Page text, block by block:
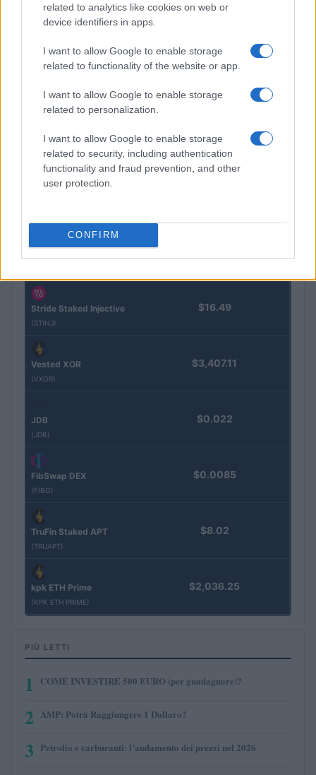
related to analytics like cookies on web or
device identifiers in apps.
I want to allow Google to enable storage
related to functionality of the website or app.
I want to allow Google to enable storage
related to personalization.
I want to allow Google to enable storage
related to security, including authentication
functionality and fraud prevention, and other
user protection.
CONFIRM
Nome Prezzo
Eureka Bridged PAX
Gold (Terra
$4,187.30
Kinza Babylon Staked
Steakhouse EURCV
Stride Staked Injective
(STINJ)
$16.49
Vested XOR
(VXOR)
$3,407.11
JDB
(JDB)
$0.022
FibSwap DEX
(FIBO)
$0.0085
TruFin Staked APT
(TRUAPT)
$8.02
kpk ETH Prime
(KPK ETH PRIME)
$2,036.25
PIÙ LETTI
1 COME INVESTIRE 500 EURO (per guadagnare)?
2 AMP: Potrà Raggiungere 1 Dollaro?
3 Petrolio e carburanti: l’andamento dei prezzi nel 2026